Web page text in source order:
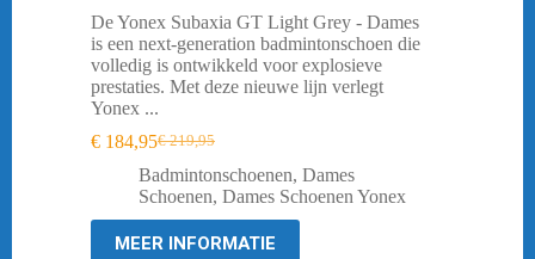
De Yonex Subaxia GT Light Grey - Dames
is een next-generation badmintonschoen die
volledig is ontwikkeld voor explosieve
prestaties. Met deze nieuwe lijn verlegt
Yonex ...
€219,95
Oorspronkelijke
prijs
was:
€ 184,95Huidige
prijs
is:
Badmintonschoenen, Dames
Schoenen, Dames Schoenen Yonex
MEER INFORMATIE